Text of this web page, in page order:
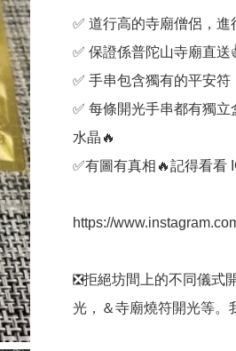
✅️ 道行高的寺廟僧侶，
✅️ 保證係普陀山寺廟直送
✅️ 手串包含獨有的平安
✅️ 每條開光手串都有獨
水晶🔥
✅️有圖有真相🔥記得看看
https://
❎️拒絕坊間上的不同儀式
光，＆寺廟燒符開光等。